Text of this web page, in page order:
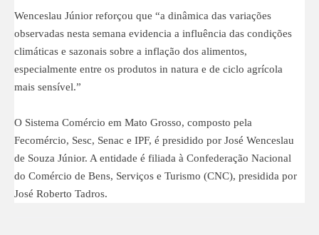
Wenceslau Júnior reforçou que “a dinâmica das variações
observadas nesta semana evidencia a influência das condições
climáticas e sazonais sobre a inflação dos alimentos,
especialmente entre os produtos in natura e de ciclo agrícola
mais sensível.”
O Sistema Comércio em Mato Grosso, composto pela
Fecomércio, Sesc, Senac e IPF, é presidido por José Wenceslau
de Souza Júnior. A entidade é filiada à Confederação Nacional
do Comércio de Bens, Serviços e Turismo (CNC), presidida por
José Roberto Tadros.